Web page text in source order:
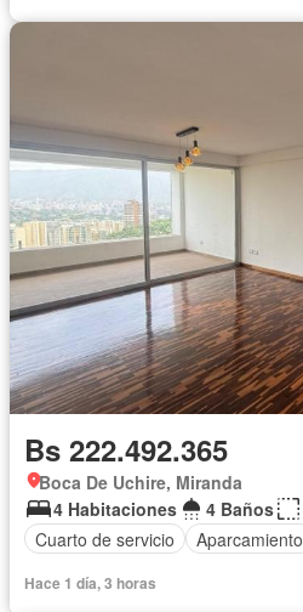
Bs 222.492.365
Boca De Uchire, Miranda
4 Habitaciones
4 Baños
Cuarto de servicio
Aparcamiento
Hace 1 día, 3 horas